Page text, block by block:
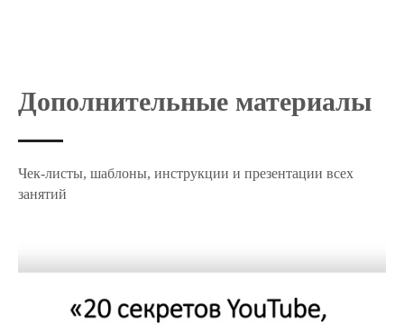
Дополнительные материалы
Чек-листы, шаблоны, инструкции и презентации всех
занятий